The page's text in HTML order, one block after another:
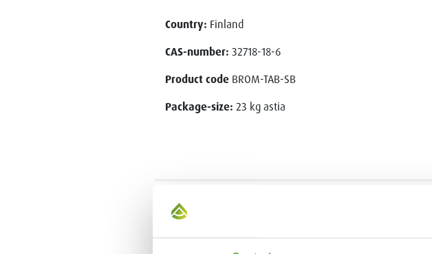
Country: Finland
CAS-number: 32718-18-6
Product code BROM-TAB-SB
Package-size: 23 kg astia
KONTAKT OSS